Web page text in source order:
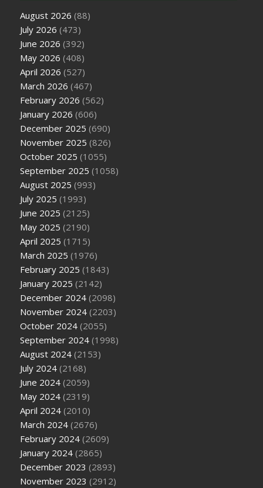
August 2026 (88)
July 2026 (473)
June 2026 (392)
May 2026 (408)
April 2026 (527)
March 2026 (467)
February 2026 (562)
January 2026 (606)
December 2025 (690)
November 2025 (826)
October 2025 (1055)
September 2025 (1058)
August 2025 (993)
July 2025 (1993)
June 2025 (2125)
May 2025 (2190)
April 2025 (1715)
March 2025 (1976)
February 2025 (1843)
January 2025 (2142)
December 2024 (2098)
November 2024 (2203)
October 2024 (2055)
September 2024 (1998)
August 2024 (2153)
July 2024 (2168)
June 2024 (2059)
May 2024 (2319)
April 2024 (2010)
March 2024 (2676)
February 2024 (2609)
January 2024 (2865)
December 2023 (2893)
November 2023 (2912)